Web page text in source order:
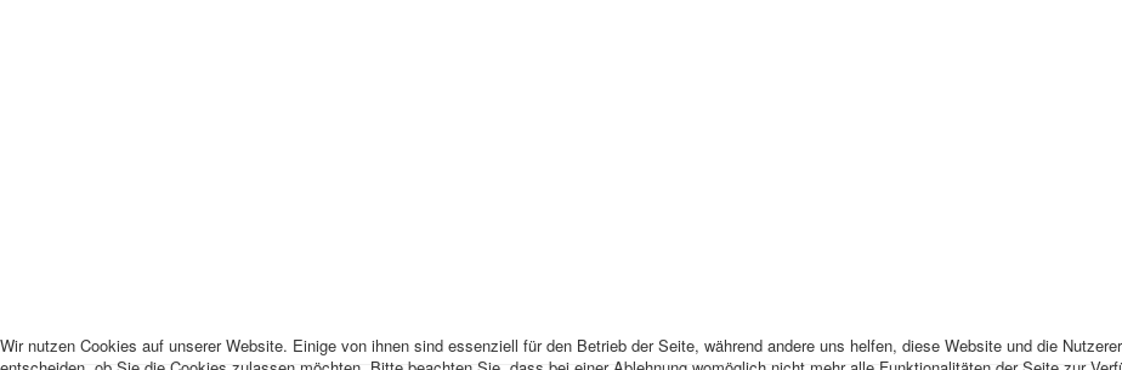
Wir nutzen Cookies auf unserer Website. Einige von ihnen sind essenziell für den Betrieb der Seite, während andere uns helfen, diese Website und die